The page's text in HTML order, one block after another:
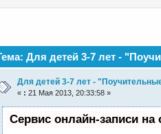
Для детей 3-7 лет -
Для детей 3-7 лет -
« : 21 Мая 2013, 20:33:58 »
Сервис онлайн-записи на